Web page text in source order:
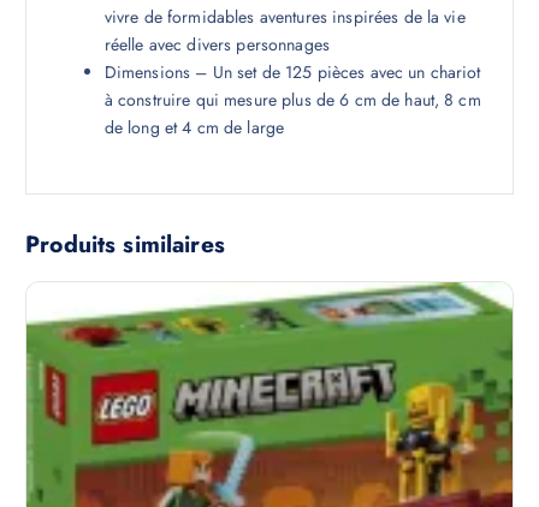
vivre de formidables aventures inspirées de la vie
réelle avec divers personnages
Dimensions – Un set de 125 pièces avec un chariot
à construire qui mesure plus de 6 cm de haut, 8 cm
de long et 4 cm de large
Produits similaires